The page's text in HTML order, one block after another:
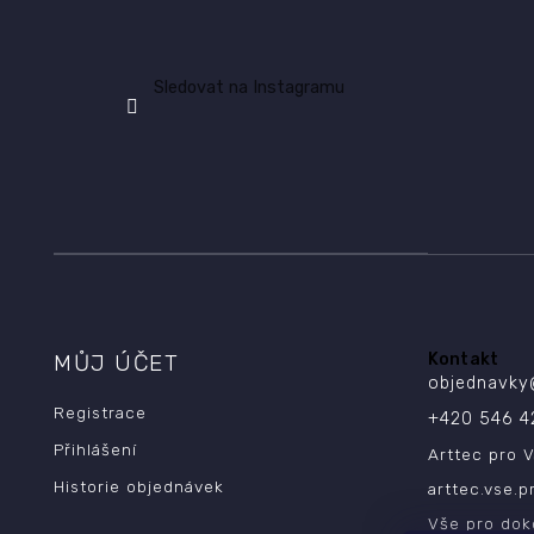
Sledovat na Instagramu
MŮJ ÚČET
Registrace
Přihlášení
Historie objednávek
Kontakt
objednavky
+420 546
Arttec pro
Vše pro